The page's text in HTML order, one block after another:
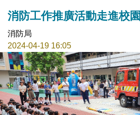
消防工作推廣活動走進校園
消防局
2024-04-19 16:05